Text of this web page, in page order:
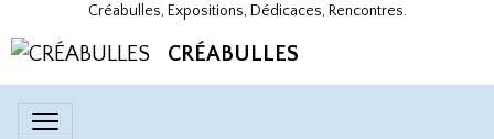
Créabulles, Expositions, Dédicaces, Rencontres.
CRÉABULLES